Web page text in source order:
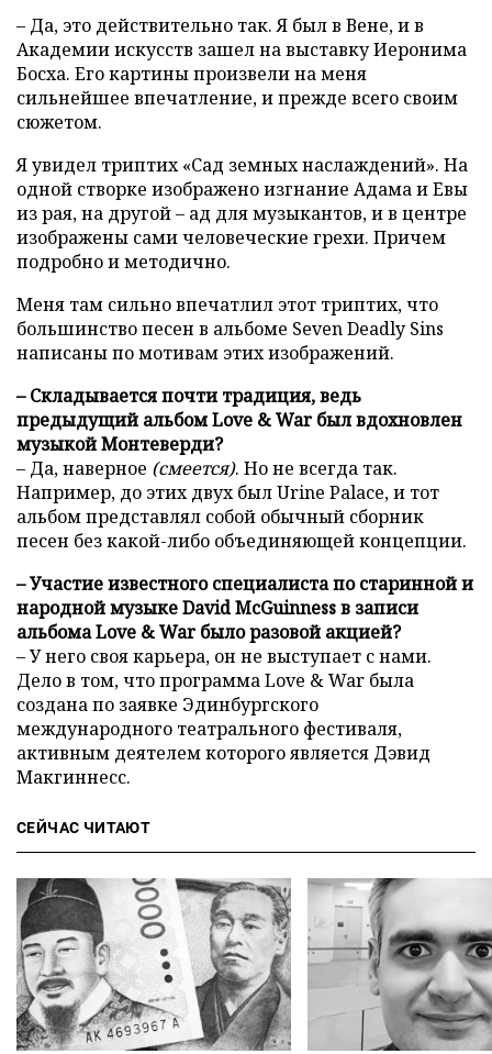
– Да, это действительно так. Я был в Вене, и в
Академии искусств зашел на выставку Иеронима
Босха. Его картины произвели на меня
сильнейшее впечатление, и прежде всего своим
сюжетом.
Я увидел триптих «Сад земных наслаждений». На
одной створке изображено изгнание Адама и Евы
из рая, на другой – ад для музыкантов, и в центре
изображены сами человеческие грехи. Причем
подробно и методично.
Меня там сильно впечатлил этот триптих, что
большинство песен в альбоме Seven Deadly Sins
написаны по мотивам этих изображений.
– Складывается почти традиция, ведь
предыдущий альбом Love & War был вдохновлен
музыкой Монтеверди?
– Да, наверное (смеется). Но не всегда так.
Например, до этих двух был Urine Palace, и тот
альбом представлял собой обычный сборник
песен без какой-либо объединяющей концепции.
– Участие известного специалиста по старинной и
народной музыке David McGuinness в записи
альбома Love & War было разовой акцией?
– У него своя карьера, он не выступает с нами.
Дело в том, что программа Love & War была
создана по заявке Эдинбургского
международного театрального фестиваля,
активным деятелем которого является Дэвид
Макгиннесс.
СЕЙЧАС ЧИТАЮТ